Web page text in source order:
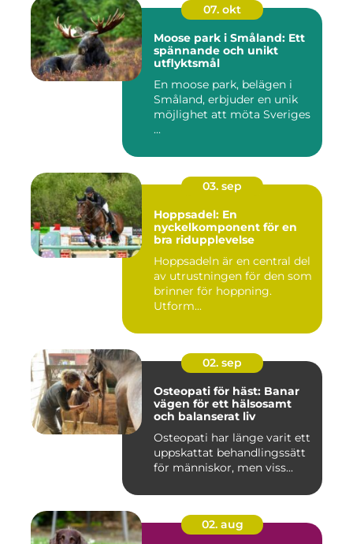
07. okt
Moose park i Småland: Ett
spännande och unikt
utflyktsmål
En moose park, belägen i
Småland, erbjuder en unik
möjlighet att möta Sveriges
...
03. sep
Hoppsadel: En
nyckelkomponent för en
bra ridupplevelse
Hoppsadeln är en central del
av utrustningen för den som
brinner för hoppning.
Utform...
02. sep
Osteopati för häst: Banar
vägen för ett hälsosamt
och balanserat liv
Osteopati har länge varit ett
uppskattat behandlingssätt
för människor, men viss...
02. aug